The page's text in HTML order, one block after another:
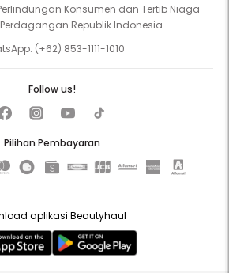
Konsumen dan Tertib Niaga
Republik Indonesia
(+62) 853-1111-1010
Pilihan Pembayaran
Follow us!
aplikasi Beautyhaul